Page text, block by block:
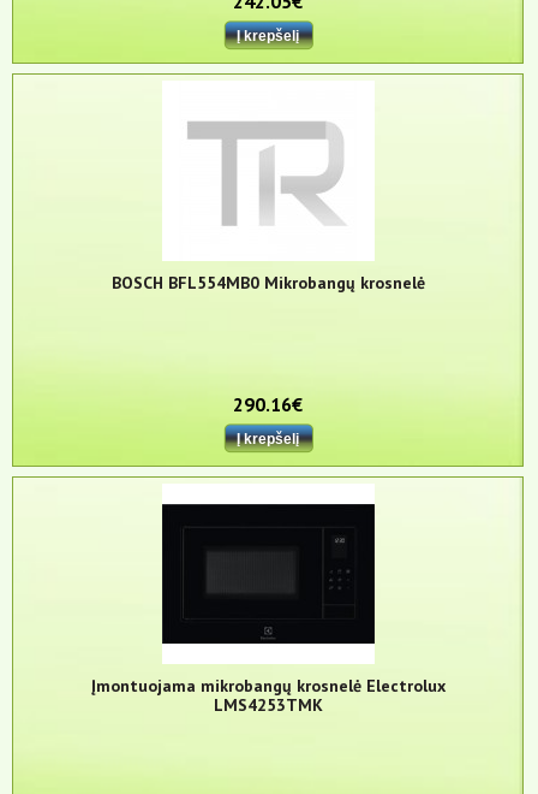
BOSCH BFL554MB0 Mikrobangų krosnelė
290.16€
Įmontuojama mikrobangų krosnelė Electrolux
LMS4253TMK